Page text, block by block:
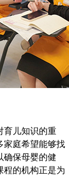
儿知识的重
家庭希望能够找
确保母婴的健
程的机构正是为